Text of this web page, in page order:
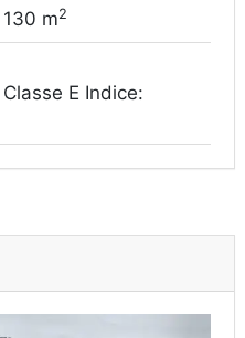
130 m2
Classe E Indice: